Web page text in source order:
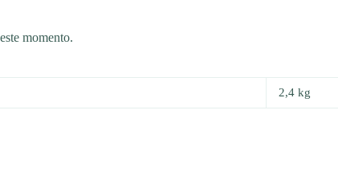
momento.
2,4 kg